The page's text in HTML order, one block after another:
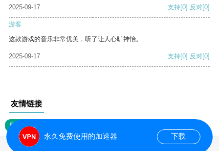
2025-09-17 支持[0] 反对[0]
游客
这款游戏的音乐非常优美，听了让人心旷神怡。
2025-09-17 支持[0] 反对[0]
友情链接
网站地图
永久免费使用的加速器 下载